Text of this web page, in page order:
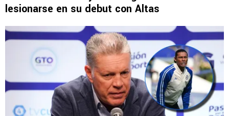
lesionarse en su debut con Altas